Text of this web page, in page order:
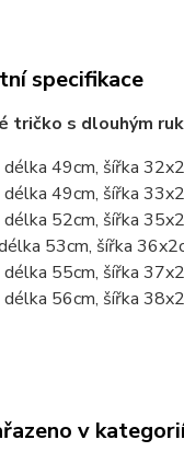
specifikace
tričko s dlouhým
délka 49cm, šířka
délka 49cm, šířka
délka 52cm, šířka
53cm, šířka
délka 55cm, šířka
délka 56cm, šířka
v